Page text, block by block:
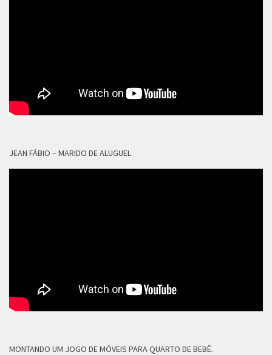
JEAN FÁBIO – MARIDO DE ALUGUEL
MONTANDO UM JOGO DE MÓVEIS PARA QUARTO DE BEBÊ.